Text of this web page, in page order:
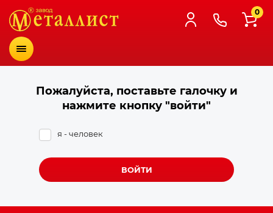
Меню
0
Пожалуйста, поставьте галочку и
нажмите кнопку "войти"
я - человек
ВОЙТИ